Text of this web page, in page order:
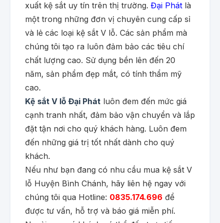
xuất kệ sắt uy tín trên thị trường. Đại Phát là
một trong những đơn vị chuyên cung cấp sỉ
và lẻ các loại kệ sắt V lỗ. Các sản phẩm mà
chúng tôi tạo ra luôn đảm bảo các tiêu chí
chất lượng cao. Sử dụng bền lên đến 20
năm, sản phẩm đẹp mắt, có tính thẩm mỹ
cao.
Kệ sắt V lỗ Đại Phát luôn đem đến mức giá
cạnh tranh nhất, đảm bảo vận chuyển và lắp
đặt tận nơi cho quý khách hàng. Luôn đem
đến những giá trị tốt nhất dành cho quý
khách.
Nếu như bạn đang có nhu cầu mua kệ sắt V
lỗ Huyện Bình Chánh, hãy liên hệ ngay với
chúng tôi qua Hotline: 0835.174.696 để
được tư vấn, hỗ trợ và báo giá miễn phí.